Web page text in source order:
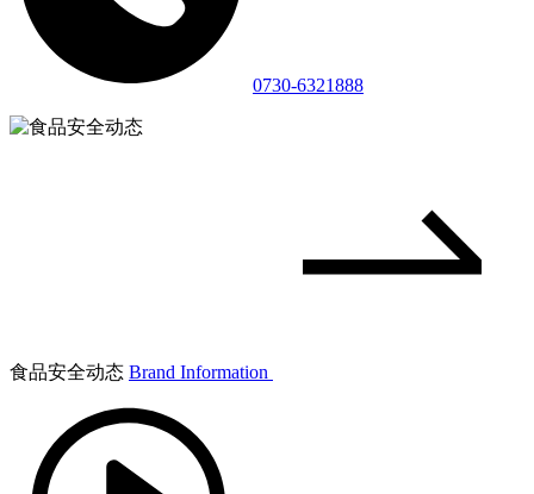
0730-6321888
食品安全动态 Brand Information